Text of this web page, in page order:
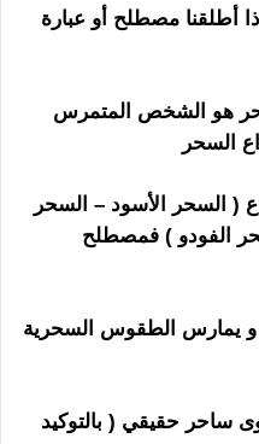
أطلقنا مصطلح أو عبارة
هو الشخص المتمرس
السحر
( السحر الأسود – السحر
الفودو ) فمصطلح
يمارس الطقوس السحرية
ساحر حقيقي ( بالتوكيد